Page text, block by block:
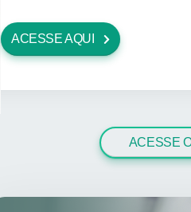
ACESSE AQUI
ACESSE